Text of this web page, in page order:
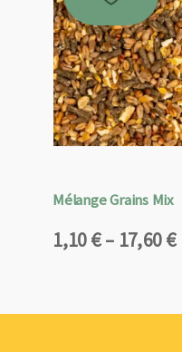
Mélange Grains Mix
1,10€– 17,60€
Plage
1,10 €